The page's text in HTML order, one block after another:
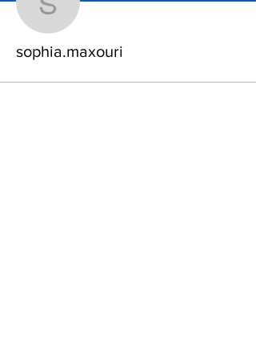
sophia.maxouri
sophia.maxouri